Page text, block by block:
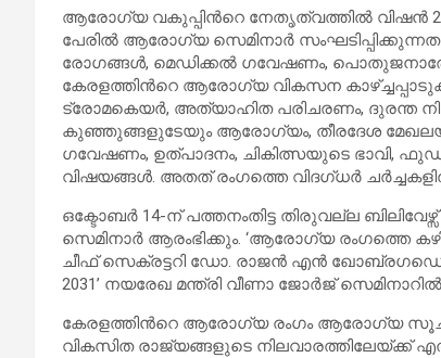
ആരോഗ്യ വകുപ്പിന്‍റെ നേതൃത്വത്തിൽ വിഷൻ
പേരില്‍ ആരോഗ്യ സെമിനാർ
രോഗങ്ങള്‍, മെഡിക്കല്‍ ഗവേഷണം,
കേരളത്തിന്‍റെ ആരോഗ്യ വികസന
ട്രോമകെയര്‍, അത്യാഹിത പരിചരണം, ദുരന്ത
കുഞ്ഞുങ്ങളുടേയും ആരോഗ്യം, തീരദേശ
ഗവേഷണം, ഉത്പാദനം, ചികിത്സയുടെ ഭാവി,
വിഷയങ്ങള്‍. അതത് രംഗത്തെ വിദഗ്ധര്‍
ഒക്ടോബർ 14-ന് പത്തനംതിട്ട തിരുവല്ല
സെമിനാര്‍ ആരംഭിക്കും. ‘ആരോഗ്യ രംഗത്തെ
ചീഫ് സെക്രട്ടറി ഡോ. രാജന്‍ എൻ ഖോബ്രഗഡെ
2031’ നയരേഖ മന്ത്രി വീണാ ജോര്‍ജ്
കേരളത്തിന്‍റെ ആരോഗ്യ രംഗം ആരോഗ്യ
വികസിത രാജ്യങ്ങളുടെ നിലവാരത്തിലേയ്ക്ക്